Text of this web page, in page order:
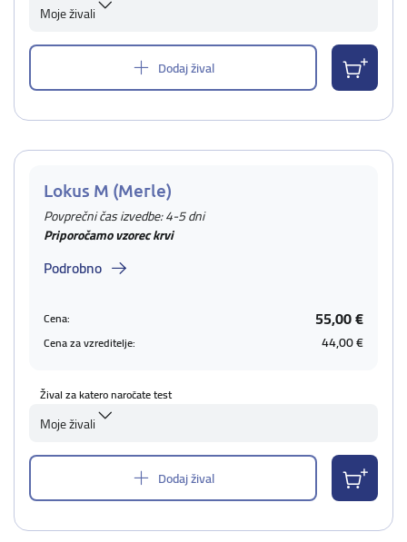
Moje živali
Dodaj žival
Lokus M (Merle)
Povprečni čas izvedbe: 4-5 dni
Priporočamo vzorec krvi
Podrobno
Cena: 55,00 €
Cena za vzreditelje: 44,00 €
Žival za katero naročate test
Moje živali
Dodaj žival